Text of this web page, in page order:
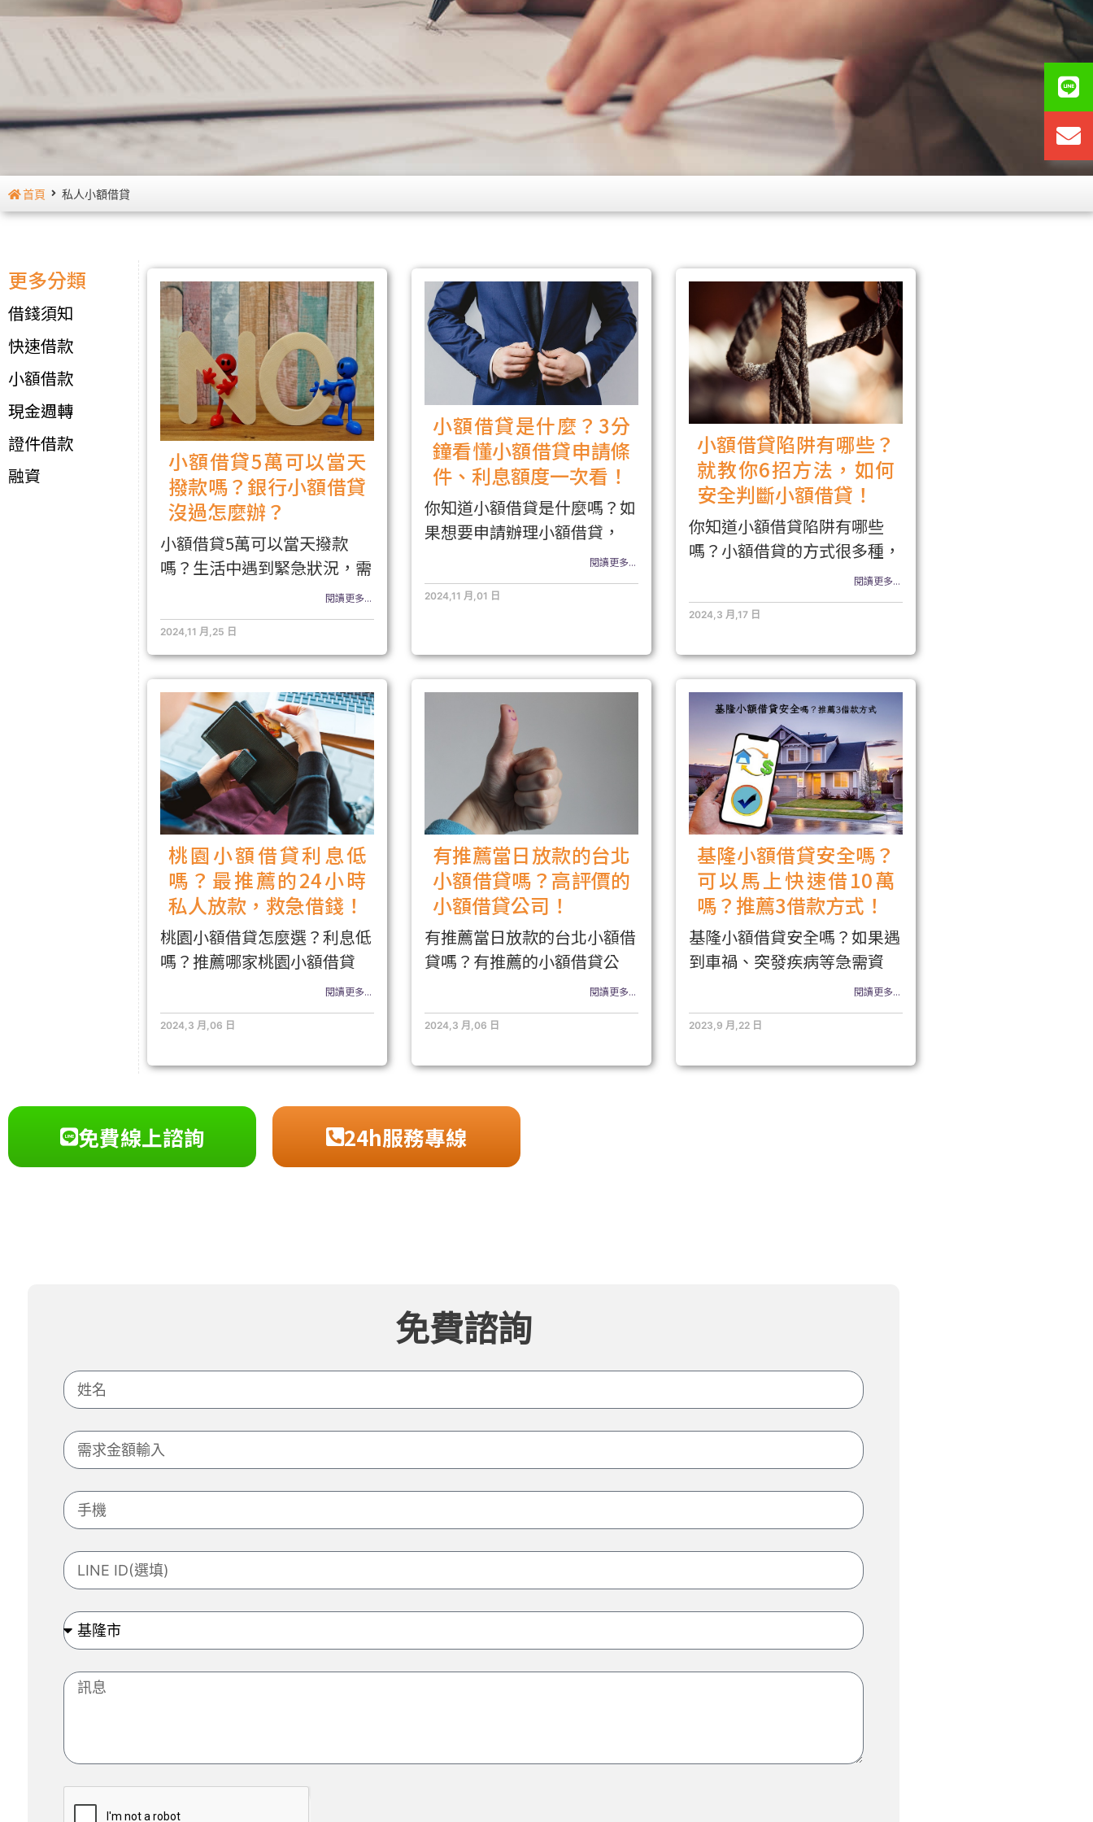
首頁 私人小額借貸
更多分類
借錢須知
快速借款
小額借款
現金週轉
證件借款
融資
小額借貸5萬可以當天
撥款嗎？銀行小額借貸
沒過怎麼辦？
小額借貸5萬可以當天撥款
嗎？生活中遇到緊急狀況，需
閱讀更多...
2024,11 月,25 日
小額借貸是什麼？3分
鐘看懂小額借貸申請條
件、利息額度一次看！
你知道小額借貸是什麼嗎？如
果想要申請辦理小額借貸，
閱讀更多...
2024,11 月,01 日
小額借貸陷阱有哪些？
就教你6招方法，如何
安全判斷小額借貸！
你知道小額借貸陷阱有哪些
嗎？小額借貸的方式很多種，
閱讀更多...
2024,3 月,17 日
桃園小額借貸利息低
嗎？最推薦的24小時
私人放款，救急借錢！
桃園小額借貸怎麼選？利息低
嗎？推薦哪家桃園小額借貸
閱讀更多...
2024,3 月,06 日
有推薦當日放款的台北
小額借貸嗎？高評價的
小額借貸公司！
有推薦當日放款的台北小額借
貸嗎？有推薦的小額借貸公
閱讀更多...
2024,3 月,06 日
基隆小額借貸安全嗎？
可以馬上快速借10萬
嗎？推薦3借款方式！
基隆小額借貸安全嗎？如果遇
到車禍、突發疾病等急需資
閱讀更多...
2023,9 月,22 日
免費線上諮詢 24h服務專線
免費諮詢